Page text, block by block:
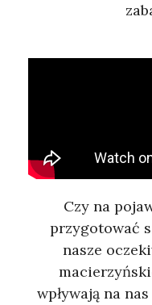
Czy na
przygotować
nasze
wpływają na